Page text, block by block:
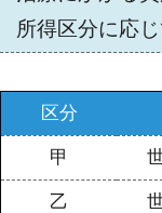
所得区分に応
区分
甲
乙